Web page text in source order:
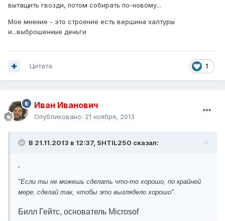
вытащить гвозди, потом собирать по-новому...
Мое мнение - это строение есть вершина халтуры
и...выброшенные деньги
1
Цитата
Иван Иванович
Опубликовано: 21 ноября, 2013
В 21.11.2013 в 12:37, SHTIL250 сказал:
,
"Если ты не можешь сделать что-то хорошо, по крайней
мере, сделай так, чтобы это выглядело хорошо".
Билл Гейтс, основатель Microsof